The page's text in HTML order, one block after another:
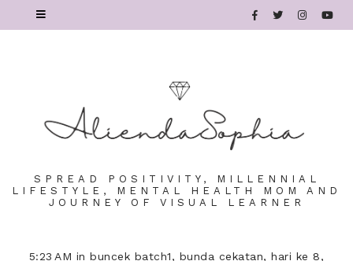
SPREAD POSITIVITY, MILLENNIAL
LIFESTYLE, MENTAL HEALTH MOM AND
JOURNEY OF VISUAL LEARNER
5:23 AM inbuncek batch1, bunda cekatan,hari ke 8,